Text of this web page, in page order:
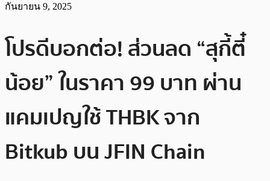
กันยายน 9, 2025
โปรดีบอกต่อ! ส่วนลด “สุกี้ตี๋
น้อย” ในราคา 99 บาท ผ่าน
แคมเปญใช้ THBK จาก
Bitkub บน JFIN Chain